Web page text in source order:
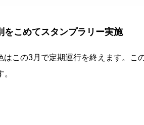
こめてスタンプラリー実施
この3月で定期運行を終えます。こ